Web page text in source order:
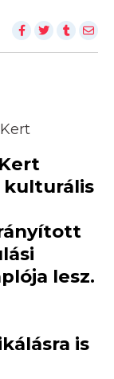
kulturális
lesz.
is